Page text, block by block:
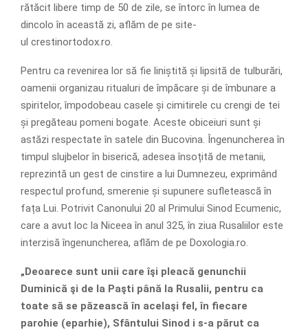
rătăcit libere timp de 50 de zile, se întorc în lumea de
dincolo în această zi, aflăm de pe site-
ul crestinortodox.ro.
Pentru ca revenirea lor să fie liniștită și lipsită de tulburări,
oamenii organizau ritualuri de împăcare și de îmbunare a
spiritelor, împodobeau casele și cimitirele cu crengi de tei
și pregăteau pomeni bogate. Aceste obiceiuri sunt și
astăzi respectate în satele din Bucovina. Îngenuncherea în
timpul slujbelor în biserică, adesea însoțită de metanii,
reprezintă un gest de cinstire a lui Dumnezeu, exprimând
respectul profund, smerenie și supunere sufletească în
fața Lui. Potrivit Canonului 20 al Primului Sinod Ecumenic,
care a avut loc la Niceea în anul 325, în ziua Rusaliilor este
interzisă îngenuncherea, aflăm de pe Doxologia.ro.
„Deoarece sunt unii care îşi pleacă genunchii
Duminică şi de la Paşti până la Rusalii, pentru ca
toate să se păzească în acelaşi fel, în fiecare
parohie (eparhie), Sfântului Sinod i s-a părut ca